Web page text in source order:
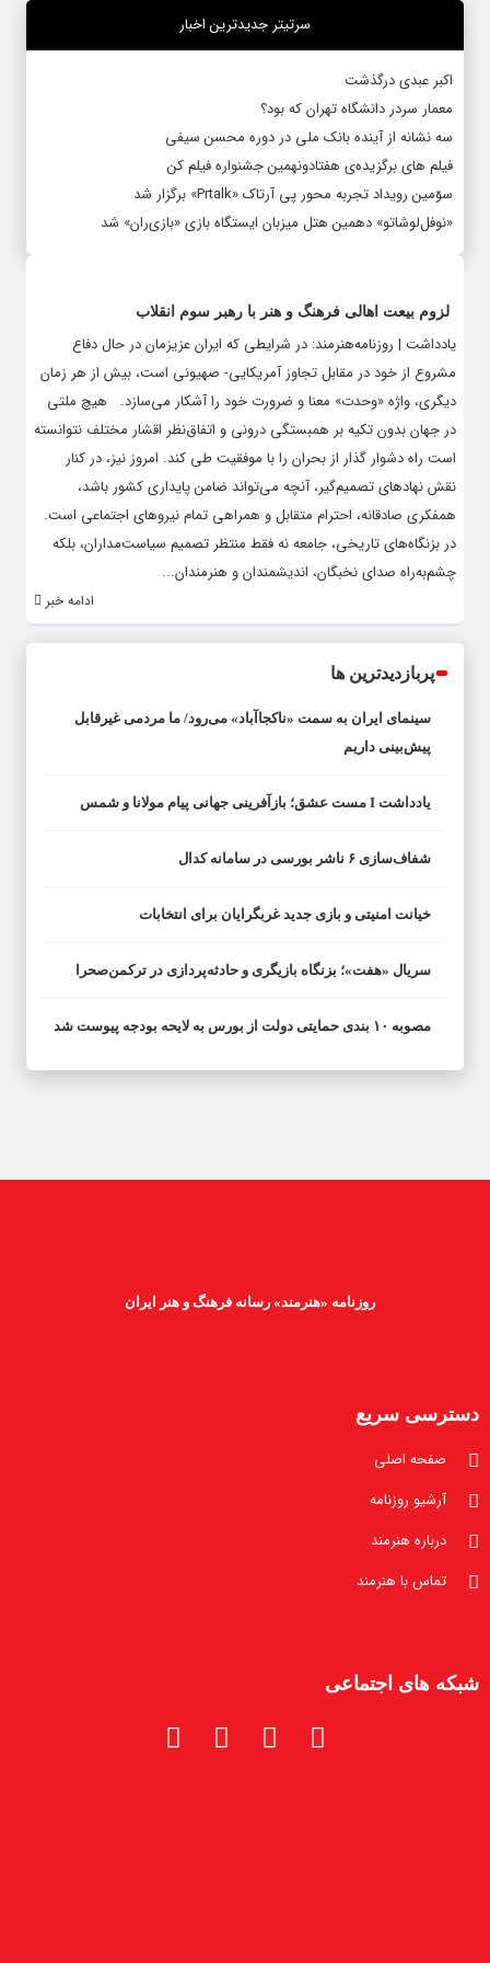
سرتیتر جدیدترین اخبار
اکبر عبدی درگذشت
معمار سردر دانشگاه تهران که بود؟
سه نشانه از آینده بانک ملی در دوره محسن سیفی
فیلم های برگزیده‌ی هفتادونهمین جشنواره فیلم کن
سوّمین رویداد تجربه محور پی آرتاک «Prtalk» برگزار شد
«نوفل‌لوشاتو» دهمین هتل میزبان ایستگاه بازی «بازی‌ران» شد
لزوم بیعت اهالی فرهنگ و هنر با رهبر سوم انقلاب
یادداشت | روزنامه‌هنرمند: در شرایطی که ایران عزیزمان در حال دفاع
مشروع از خود در مقابل تجاوز آمریکایی- صهیونی است، بیش از هر زمان
دیگری، واژه «وحدت» معنا و ضرورت خود را آشکار می‌سازد. هیچ ملتی
در جهان بدون تکیه بر همبستگی درونی و اتفاق‌نظر اقشار مختلف نتوانسته
است راه دشوار گذار از بحران را با موفقیت طی کند. امروز نیز، در کنار
نقش نهادهای تصمیم‌گیر، آنچه می‌تواند ضامن پایداری کشور باشد،
همفکری صادقانه، احترام متقابل و همراهی تمام نیروهای اجتماعی است.
در بزنگاه‌های تاریخی، جامعه نه فقط منتظر تصمیم سیاست‌مداران، بلکه
چشم‌به‌راه صدای نخبگان، اندیشمندان و هنرمندان...
ادامه خبر
پربازدیدترین ها
سینمای ایران به سمت «ناکجاآباد» می‌رود/ ما مردمی غیرقابل
پیش‌بینی داریم
یادداشت I مست عشق؛ بازآفرینی جهانی پیام مولانا و شمس
شفاف‌سازی ۶ ناشر بورسی در سامانه کدال
خیانت امنیتی و بازی جدید غربگرایان برای انتخابات
سریال «هفت»؛ بزنگاه بازیگری و حادثه‌پردازی در ترکمن‌صحرا
مصوبه ۱۰ بندی حمایتی دولت از بورس به لایحه بودجه پیوست شد
روزنامه «هنرمند» رسانه فرهنگ و هنر ایران
دسترسی سریع
صفحه اصلی
آرشیو روزنامه
درباره هنرمند
تماس با هنرمند
شبکه های اجتماعی